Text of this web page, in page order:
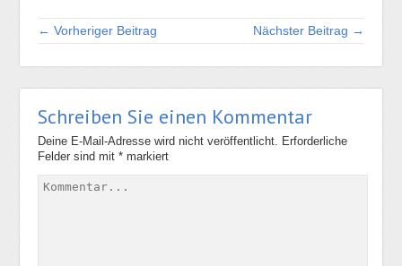
← Vorheriger Beitrag Nächster Beitrag →
Schreiben Sie einen Kommentar
Deine E-Mail-Adresse wird nicht veröffentlicht. Erforderliche
Felder sind mit* markiert